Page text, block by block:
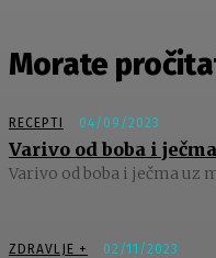
Morate
RECEPTI 04/09/2023
Varivo od boba i
Varivo od boba i ječma uz
ZDRAVLJE + 02/11/2023